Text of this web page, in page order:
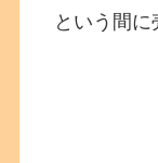
という間に